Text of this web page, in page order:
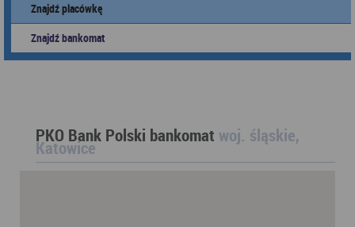
Znajdź placówkę
Znajdź bankomat
PKO Bank Polski bankomat woj. śląskie,
Katowice